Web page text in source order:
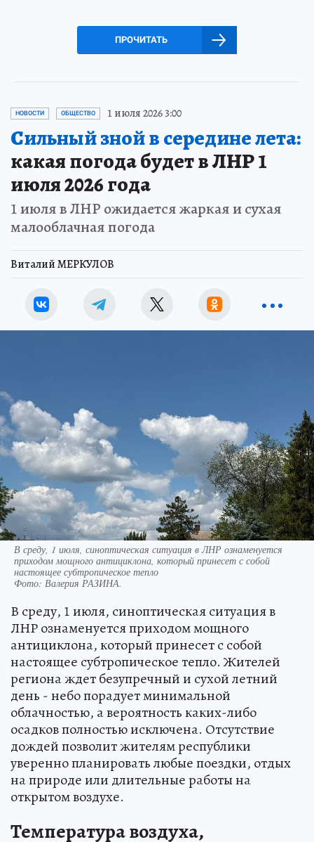
ПРОЧИТАТЬ
НОВОСТИ ОБЩЕСТВО 1 июля 2026 3:00
Сильный зной в середине лета:
какая погода будет в ЛНР 1
июля 2026 года
1 июля в ЛНР ожидается жаркая и сухая
малооблачная погода
Виталий МЕРКУЛОВ
В среду, 1 июля, синоптическая ситуация в ЛНР ознаменуется
приходом мощного антициклона, который принесет с собой
настоящее субтропическое тепло
Фото: Валерия РАЗИНА.
В среду, 1 июля, синоптическая ситуация в
ЛНР ознаменуется приходом мощного
антициклона, который принесет с собой
настоящее субтропическое тепло. Жителей
региона ждет безупречный и сухой летний
день - небо порадует минимальной
облачностью, а вероятность каких-либо
осадков полностью исключена. Отсутствие
дождей позволит жителям республики
уверенно планировать любые поездки, отдых
на природе или длительные работы на
открытом воздухе.
Температура воздуха,